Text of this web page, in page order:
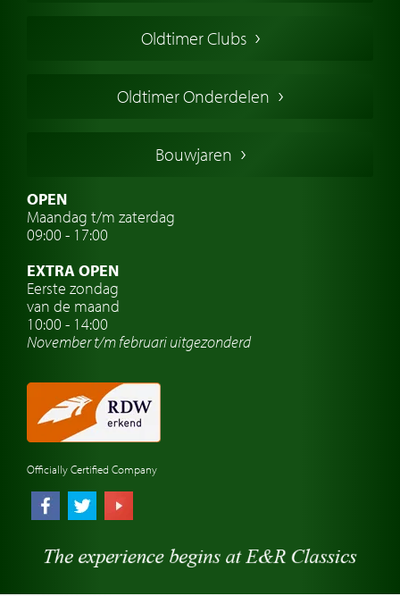
Amerikaanse oldtimers
Franse oldtimers
Zweedse oldtimers
Oldtimer verzekering
Oldtimer reizen
Oldtimerwerkplaats
Automerk horloges
Classic cars Nederland
Oldtimer Clubs
Oldtimer Onderdelen
Bouwjaren
OPEN
Maandag t/m zaterdag
09:00 - 17:00
EXTRA OPEN
Eerste zondag
van de maand
10:00 - 14:00
November t/m februariuitgezonderd
Officially Certified Company